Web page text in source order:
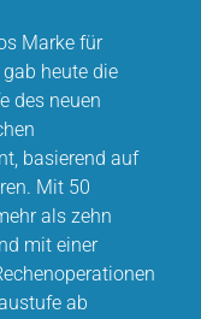
Marke für
heute die
des neuen
basierend auf
Mit 50
als zehn
mit einer
ab